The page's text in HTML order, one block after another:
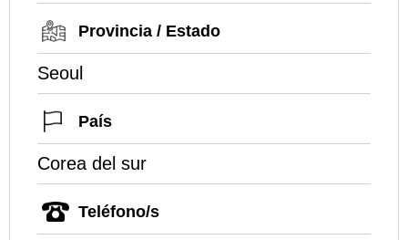
Provincia / Estado
Seoul
País
Corea del sur
Teléfono/s